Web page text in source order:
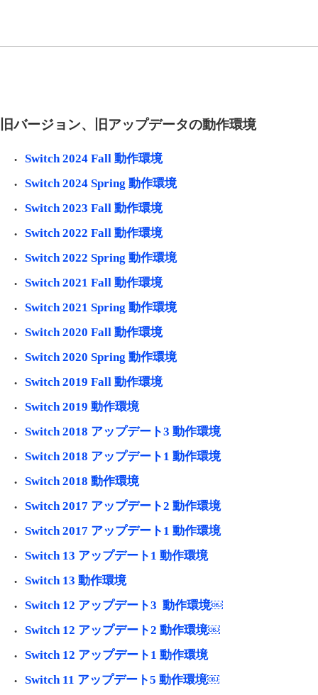
旧バージョン、旧アップデータの動作環境
Switch 2024 Fall 動作環境
Switch 2024 Spring 動作環境
Switch 2023 Fall 動作環境
Switch 2022 Fall 動作環境
Switch 2022 Spring 動作環境
Switch 2021 Fall 動作環境
Switch 2021 Spring 動作環境
Switch 2020 Fall 動作環境
Switch 2020 Spring 動作環境
Switch 2019 Fall 動作環境
Switch 2019 動作環境
Switch 2018 アップデート3 動作環境
Switch 2018 アップデート1 動作環境
Switch 2018 動作環境
Switch 2017 アップデート2 動作環境
Switch 2017 アップデート1 動作環境
Switch 13 アップデート1 動作環境
Switch 13 動作環境
Switch 12 アップデート3 動作環境￼
Switch 12 アップデート2 動作環境￼
Switch 12 アップデート1 動作環境
Switch 11 アップデート5 動作環境￼